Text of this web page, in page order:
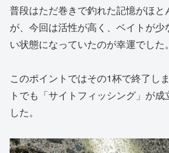
普段はただ巻きで釣れた記憶がほと
が、今回は活性が高く、ベイトが
い状態になっていたのが幸運でした。
このポイントではその1杯で終了し
トでも「サイトフィッシング」が
した。